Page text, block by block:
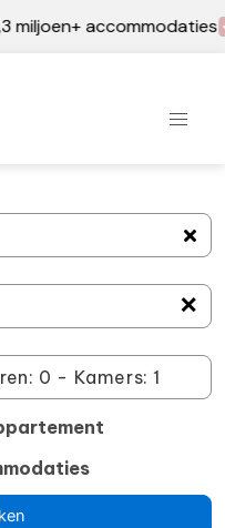
miljoen+ accommodaties
＋